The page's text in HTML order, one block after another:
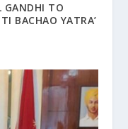
GANDHI TO
BACHAO YATRA’